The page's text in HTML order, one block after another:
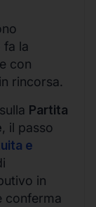
fa la
con
rincorsa.
Partita
, il passo
e
in
conferma